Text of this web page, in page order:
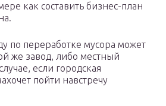
как составить бизнес-план
по переработке мусора может
же завод, либо местный
если городская
пойти навстречу